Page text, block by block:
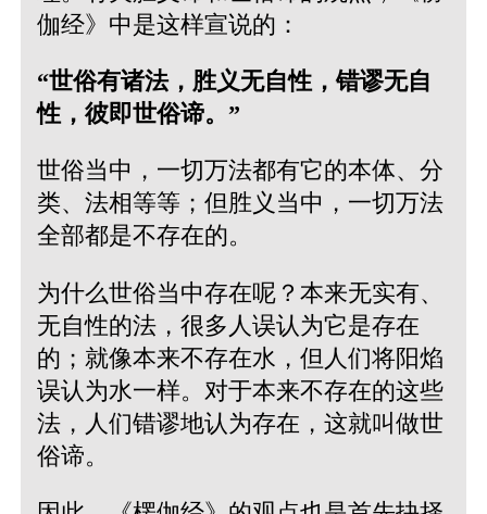
伽经》中是这样宣说的：
“世俗有诸法，胜义无自性，错谬无自
性，彼即世俗谛。”
世俗当中，一切万法都有它的本体、分
类、法相等等；但胜义当中，一切万法
全部都是不存在的。
为什么世俗当中存在呢？本来无实有、
无自性的法，很多人误认为它是存在
的；就像本来不存在水，但人们将阳焰
误认为水一样。对于本来不存在的这些
法，人们错谬地认为存在，这就叫做世
俗谛。